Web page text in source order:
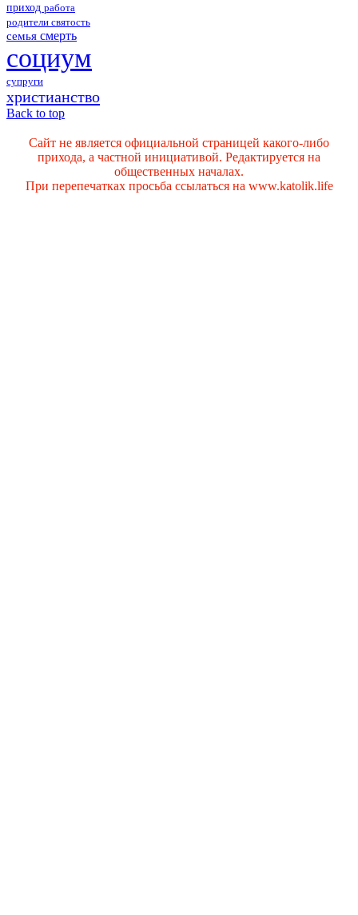
приход работа
родители святость
семья смерть
социум
супруги
христианство
Back to top
Сайт не является официальной страницей какого-либо
прихода, а частной инициативой. Редактируется на
общественных началах.
При перепечатках просьба ссылаться на www.katolik.life